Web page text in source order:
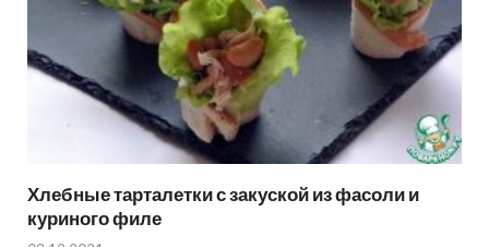
Хлебные тарталетки с закуской из фасоли и
куриного филе